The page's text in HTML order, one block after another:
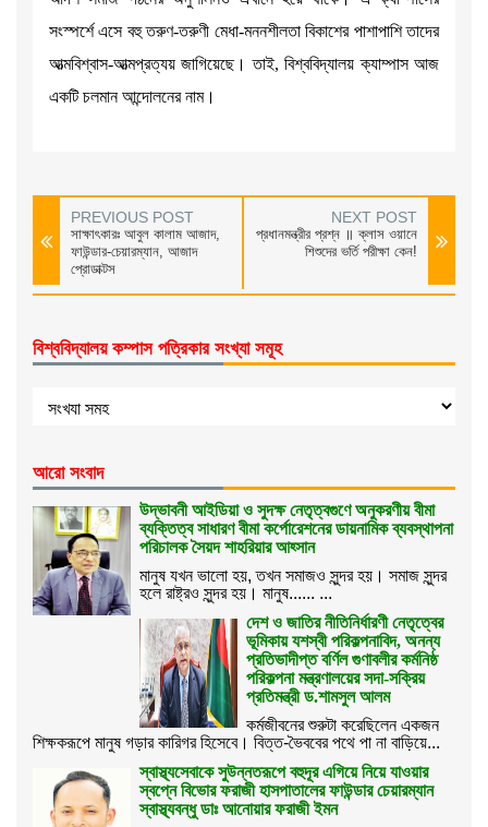
সংস্পর্শে এসে বহু তরুণ-তরুণী মেধা-মননশীলতা বিকাশের পাশাপাশি তাদের
আত্মবিশ্বাস-আত্মপ্রত্যয় জাগিয়েছে। তাই, বিশ্ববিদ্যালয় ক্যাম্পাস আজ
একটি চলমান আন্দোলনের নাম।
PREVIOUS POST
সাক্ষাৎকার‍ঃ আবুল কালাম আজাদ,
ফাউন্ডার-চেয়ারম্যান, আজাদ
প্রোডাক্টস
NEXT POST
প্রধানমন্ত্রীর প্রশ্ন ॥ ক্লাস ওয়ানে
শিশুদের ভর্তি পরীক্ষা কেন!
বিশ্ববিদ্যালয় কম্পাস পত্রিকার সংখ্যা সমূহ
আরো সংবাদ
উদ্ভাবনী আইডিয়া ও সুদক্ষ নেতৃত্বগুণে অনুকরণীয় বীমা
ব্যক্তিত্ব সাধারণ বীমা কর্পোরেশনের ডায়নামিক ব্যবস্থাপনা
পরিচালক সৈয়দ শাহরিয়ার আহ্সান
মানুষ যখন ভালো হয়, তখন সমাজও সুন্দর হয়। সমাজ সুন্দর
হলে রাষ্ট্রও সুন্দর হয়। মানুষ...... ...
দেশ ও জাতির নীতিনির্ধারণী নেতৃত্বের
ভূমিকায় যশস্বী পরিকল্পনাবিদ, অনন্য
প্রতিভাদীপ্ত বর্ণিল গুণাবলীর কর্মনিষ্ঠ
পরিকল্পনা মন্ত্রণালয়ের সদা-সক্রিয়
প্রতিমন্ত্রী ড.শামসুল আলম
কর্মজীবনের শুরুটা করেছিলেন একজন
শিক্ষকরূপে মানুষ গড়ার কারিগর হিসেবে। বিত্ত-ভৈববের পথে পা না বাড়িয়ে...
স্বাস্থ্যসেবাকে সুউন্নতরূপে বহুদূর এগিয়ে নিয়ে যাওয়ার
স্বপ্নে বিভোর ফরাজী হাসপাতালের ফাউন্ডার চেয়ারম্যান
স্বাস্থ্যবন্ধু ডাঃ আনোয়ার ফরাজী ইমন